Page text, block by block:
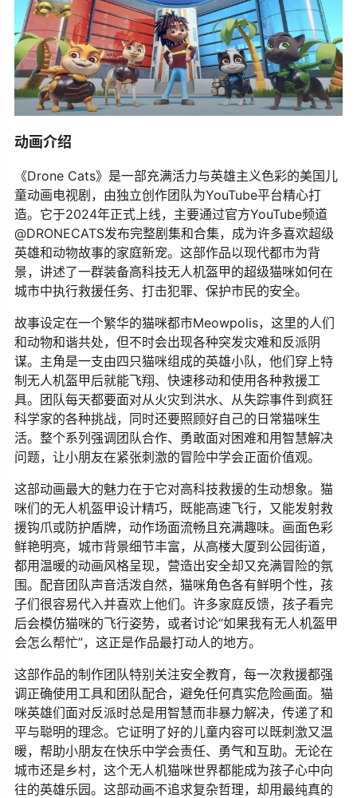
动画介绍
《Drone Cats》是一部充满活力与英雄主义色彩的美国儿
童动画电视剧，由独立创作团队为YouTube平台精心打
造。它于2024年正式上线，主要通过官方YouTube频道
@DRONECATS发布完整剧集和合集，成为许多喜欢超级
英雄和动物故事的家庭新宠。这部作品以现代都市为背
景，讲述了一群装备高科技无人机盔甲的超级猫咪如何在
城市中执行救援任务、打击犯罪、保护市民的安全。
故事设定在一个繁华的猫咪都市Meowpolis，这里的人们
和动物和谐共处，但不时会出现各种突发灾难和反派阴
谋。主角是一支由四只猫咪组成的英雄小队，他们穿上特
制无人机盔甲后就能飞翔、快速移动和使用各种救援工
具。团队每天都要面对从火灾到洪水、从失踪事件到疯狂
科学家的各种挑战，同时还要照顾好自己的日常猫咪生
活。整个系列强调团队合作、勇敢面对困难和用智慧解决
问题，让小朋友在紧张刺激的冒险中学会正面价值观。
这部动画最大的魅力在于它对高科技救援的生动想象。猫
咪们的无人机盔甲设计精巧，既能高速飞行，又能发射救
援钩爪或防护盾牌，动作场面流畅且充满趣味。画面色彩
鲜艳明亮，城市背景细节丰富，从高楼大厦到公园街道，
都用温暖的动画风格呈现，营造出安全却又充满冒险的氛
围。配音团队声音活泼自然，猫咪角色各有鲜明个性，孩
子们很容易代入并喜欢上他们。许多家庭反馈，孩子看完
后会模仿猫咪的飞行姿势，或者讨论“如果我有无人机盔甲
会怎么帮忙”，这正是作品最打动人的地方。
这部作品的制作团队特别关注安全教育，每一次救援都强
调正确使用工具和团队配合，避免任何真实危险画面。猫
咪英雄们面对反派时总是用智慧而非暴力解决，传递了和
平与聪明的理念。它证明了好的儿童内容可以既刺激又温
暖，帮助小朋友在快乐中学会责任、勇气和互助。无论在
城市还是乡村，这个无人机猫咪世界都能成为孩子心中向
往的英雄乐园。这部动画不追求复杂哲理，却用最纯真的